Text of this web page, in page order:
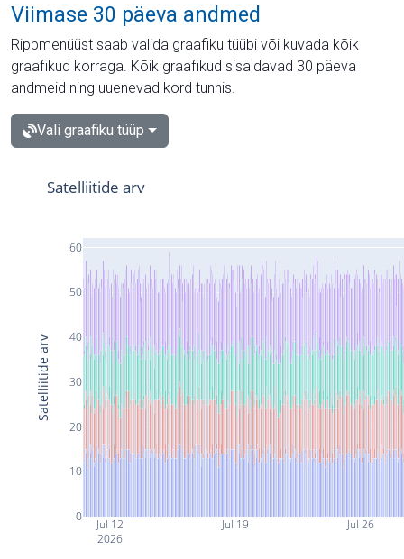
Viimase 30 päeva andmed
Rippmenüüst saab valida graafiku tüübi või kuvada kõik
graafikud korraga. Kõik graafikud sisaldavad 30 päeva
andmeid ning uuenevad kord tunnis.
Vali graafiku tüüp
Jul 12
2026
Jul 19 Jul 26
0
10
20
30
40
50
60
Satelliitide arv
Satelliitide arv